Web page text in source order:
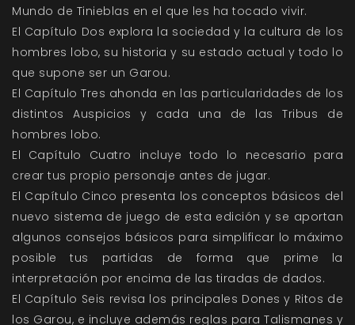
Mundo de Tinieblas en el que les ha tocado vivir.
El Capítulo Dos explora la sociedad y la cultura de los
hombres lobo, su historia y su estado actual y todo lo
que supone ser un Garou.
El Capítulo Tres ahonda en las particularidades de los
distintos Auspicios y cada una de las Tribus de
hombres lobo.
El Capítulo Cuatro incluye todo lo necesario para
crear tus propio personaje antes de jugar.
El Capítulo Cinco presenta los conceptos básicos del
nuevo sistema de juego de esta edición y se aportan
algunos consejos básicos para simplificar lo máximo
posible tus partidas de forma que prime la
interpretación por encima de las tiradas de dados.
El Capítulo Seis revisa los principales Dones y Ritos de
los Garou, e incluye además reglas para Talismanes y